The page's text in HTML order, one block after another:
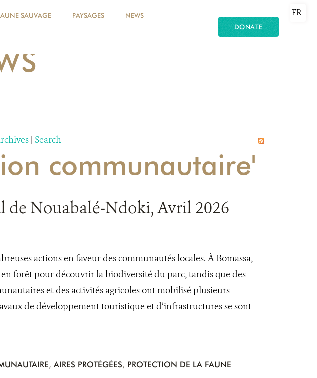
SAUVAGE PAYSAGES NEWS
DONATE
FR
| Search
communautaire'
Nouabalé-Ndoki, Avril 2026
actions en faveur des communautés locales. À Bomassa,
forêt pour découvrir la biodiversité du parc, tandis que des
et des activités agricoles ont mobilisé plusieurs
de développement touristique et d’infrastructures se sont
, AIRES PROTÉGÉES, PROTECTION DE LA FAUNE